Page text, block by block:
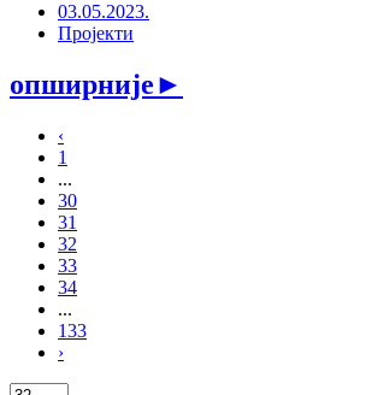
03.05.2023.
Пројекти
опширније►
‹
1
...
30
31
32
33
34
...
133
›